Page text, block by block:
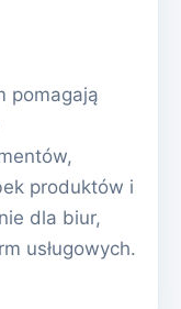
pomagają
produktów i
dla biur,
usługowych.